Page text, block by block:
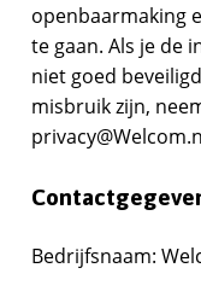
openbaarmaking
te gaan. Als je de
niet goed
misbruik zijn,
Bedrijfsnaam: